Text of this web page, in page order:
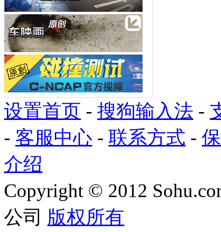
设置首页 - 搜狗输入法 -
- 客服中心 - 联系方式 -
介绍
Copyright © 2012
公司 版权所有